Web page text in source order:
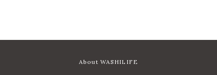
About WASHILIFE